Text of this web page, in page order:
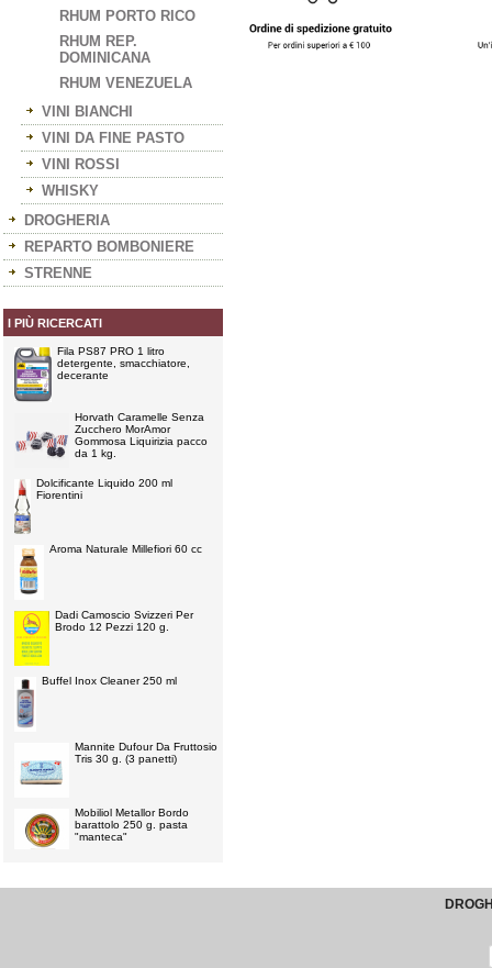
RHUM PORTO RICO
RHUM REP.
DOMINICANA
RHUM VENEZUELA
VINI BIANCHI
VINI DA FINE PASTO
VINI ROSSI
WHISKY
DROGHERIA
REPARTO BOMBONIERE
STRENNE
I PIÙ RICERCATI
Fila PS87 PRO 1 litro
detergente, smacchiatore,
decerante
Horvath Caramelle Senza
Zucchero MorAmor
Gommosa Liquirizia pacco
da 1 kg.
Dolcificante Liquido 200 ml
Fiorentini
Aroma Naturale Millefiori 60 cc
Dadi Camoscio Svizzeri Per
Brodo 12 Pezzi 120 g.
Buffel Inox Cleaner 250 ml
Mannite Dufour Da Fruttosio
Tris 30 g. (3 panetti)
Mobiliol Metallor Bordo
barattolo 250 g. pasta
"manteca"